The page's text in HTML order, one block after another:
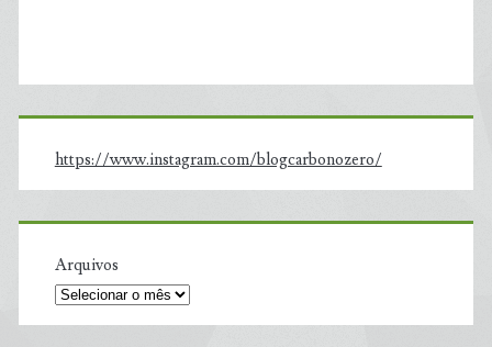
https://www.instagram.com/blogcarbonozero/
Arquivos